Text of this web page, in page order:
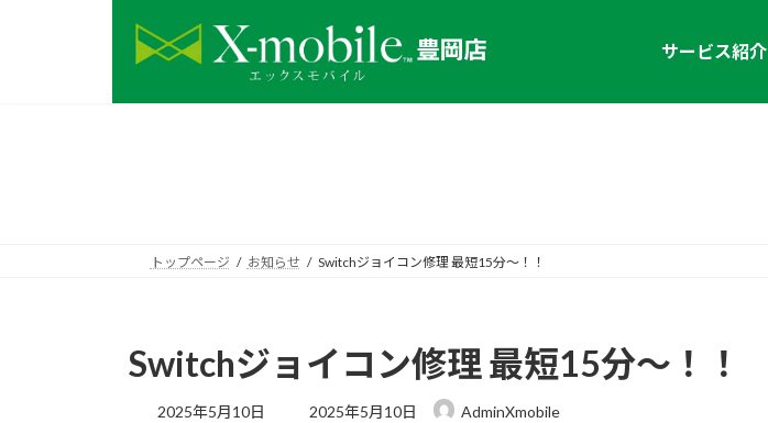
サービス紹介
トップページ お知らせ Switchジョイコン修理 最短15分～！！
Switchジョイコン修理 最短15分～！！
2025年5月10日
最
2025年5月10日 AdminXmobile